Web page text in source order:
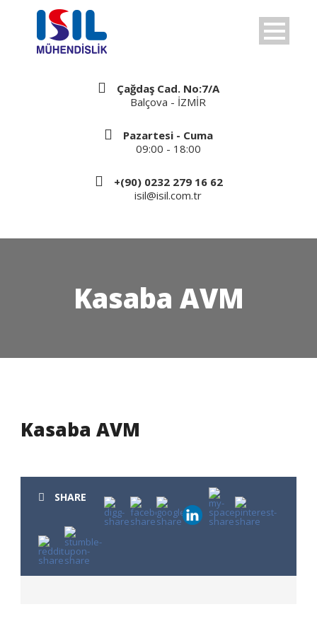
Çağdaş Cad. No:7/A
Balçova - İZMİR
Pazartesi - Cuma
09:00 - 18:00
+(90) 0232 279 16 62
isil@isil.com.tr
Kasaba AVM
Kasaba AVM
SHARE